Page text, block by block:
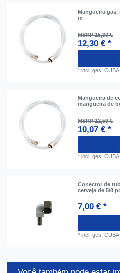
Mangueira gas,
m
MSRP 15,30 €
12,30 € *
*incl. ges. CUBA.
Mangueira de
mangueira de
MSRP 12,59 €
10,07 € *
*incl. ges. CUBA.
Conector de
cerveja de 5/8
7,00 € *
*incl. ges. CUBA.